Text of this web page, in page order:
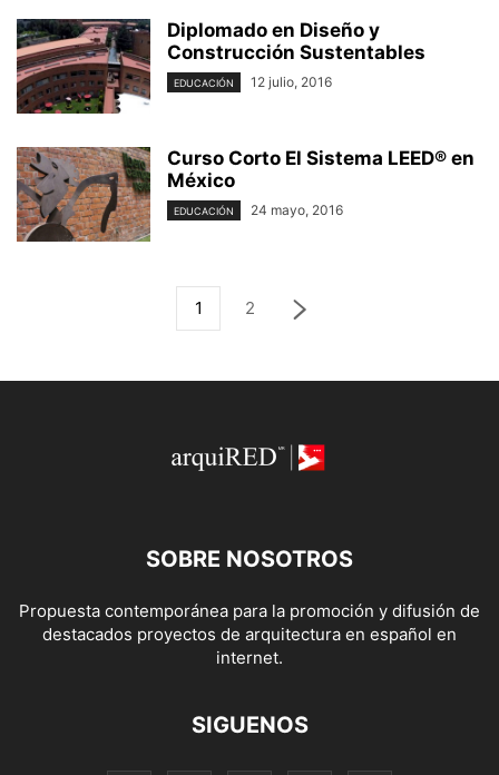
Diplomado en Diseño y
Construcción Sustentables
EDUCACIÓN 12 julio, 2016
Curso Corto El Sistema LEED® en
México
EDUCACIÓN 24 mayo, 2016
1 2
SOBRE NOSOTROS
Propuesta contemporánea para la promoción y difusión de
destacados proyectos de arquitectura en español en
internet.
SIGUENOS